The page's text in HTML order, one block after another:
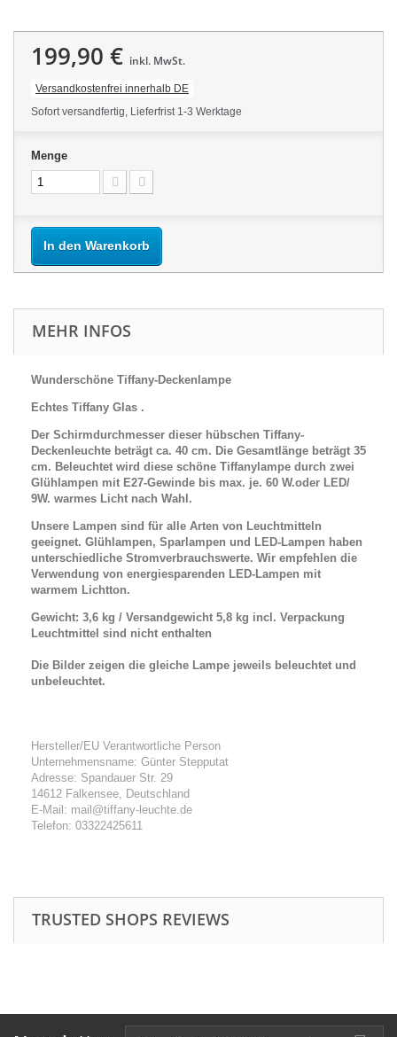
199,90 € inkl. MwSt.
Versandkostenfrei innerhalb DE
Sofort versandfertig, Lieferfrist 1-3 Werktage
Menge
In den Warenkorb
MEHR INFOS
Wunderschöne Tiffany-Deckenlampe
Echtes Tiffany Glas .
Der Schirmdurchmesser dieser hübschen Tiffany-
Deckenleuchte beträgt ca. 40 cm. Die Gesamtlänge beträgt 35
cm. Beleuchtet wird diese schöne Tiffanylampe durch zwei
Glühlampen mit E27-Gewinde bis max. je. 60 W.oder LED/
9W. warmes Licht nach Wahl.
Unsere Lampen sind für alle Arten von Leuchtmitteln
geeignet. Glühlampen, Sparlampen und LED-Lampen haben
unterschiedliche Stromverbrauchswerte. Wir empfehlen die
Verwendung von energiesparenden LED-Lampen mit
warmem Lichtton.
Gewicht: 3,6 kg / Versandgewicht 5,8 kg incl. Verpackung
Leuchtmittel sind nicht enthalten
Die Bilder zeigen die gleiche Lampe jeweils beleuchtet und
unbeleuchtet.
Hersteller/EU Verantwortliche Person
Unternehmensname: Günter Stepputat
Adresse: Spandauer Str. 29
14612 Falkensee, Deutschland
E-Mail: mail@tiffany-leuchte.de
Telefon: 03322425611
TRUSTED SHOPS REVIEWS